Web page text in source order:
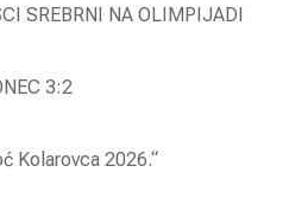
SREBRNI NA OLIMPIJADI
3:2
Kolarovca 2026.“